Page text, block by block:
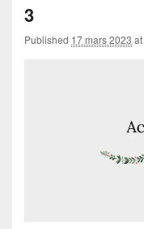
3
Published 17 mars 2023 at